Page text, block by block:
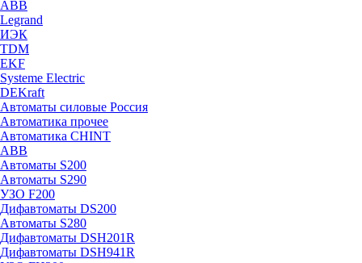
ABB
Legrand
ИЭК
TDM
EKF
Systeme Electric
DEKraft
Автоматы силовые Россия
Автоматика прочее
Автоматика CHINT
ABB
Автоматы S200
Автоматы S290
УЗО F200
Дифавтоматы DS200
Автоматы S280
Дифавтоматы DSH201R
Дифавтоматы DSH941R